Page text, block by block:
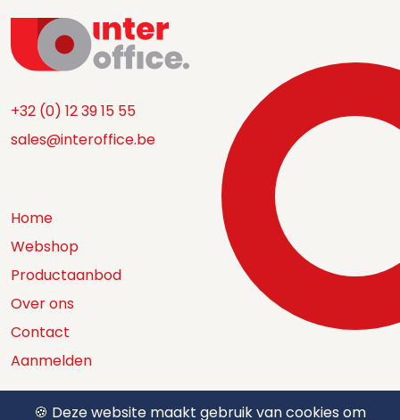
+32 (0) 12 39 15 55
sales@interoffice.be
Home
Webshop
Productaanbod
Over ons
Contact
Aanmelden
🍪 Deze website maakt gebruik van cookies om